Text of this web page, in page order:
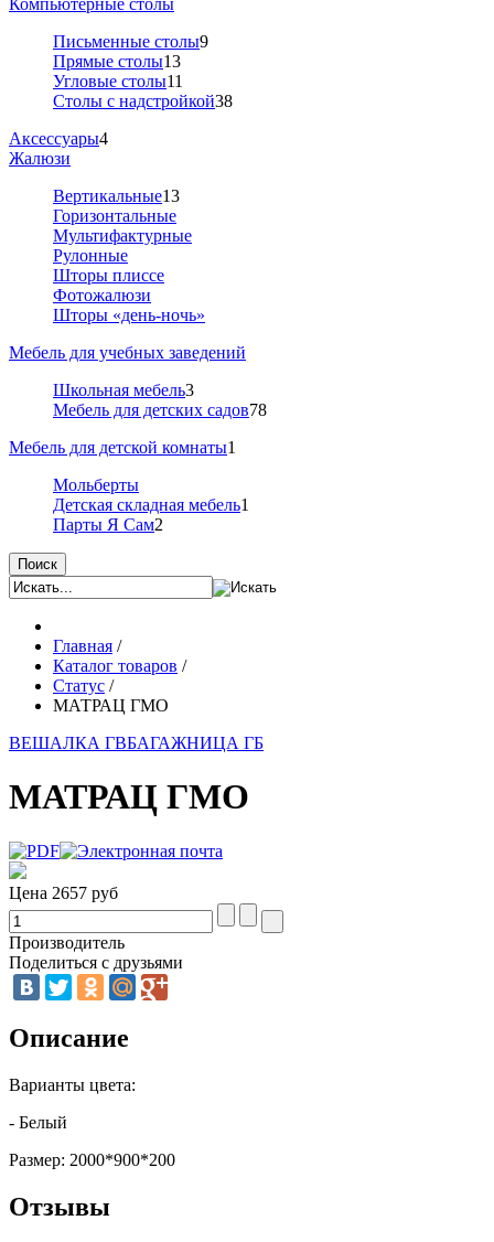
Компьютерные столы
Письменные столы9
Прямые столы13
Угловые столы11
Столы с надстройкой38
Аксессуары4
Жалюзи
Вертикальные13
Горизонтальные
Мультифактурные
Рулонные
Шторы плиссе
Фотожалюзи
Шторы «день-ночь»
Мебель для учебных заведений
Школьная мебель3
Мебель для детских садов78
Мебель для детской комнаты1
Мольберты
Детская складная мебель1
Парты Я Сам2
Поиск
Главная /
Каталог товаров /
Статус /
МАТРАЦ ГМО
ВЕШАЛКА ГВБАГАЖНИЦА ГБ
МАТРАЦ ГМО
Цена 2657 руб
Производитель
Поделиться с друзьями
Описание
Варианты цвета:
- Белый
Размер: 2000*900*200
Отзывы